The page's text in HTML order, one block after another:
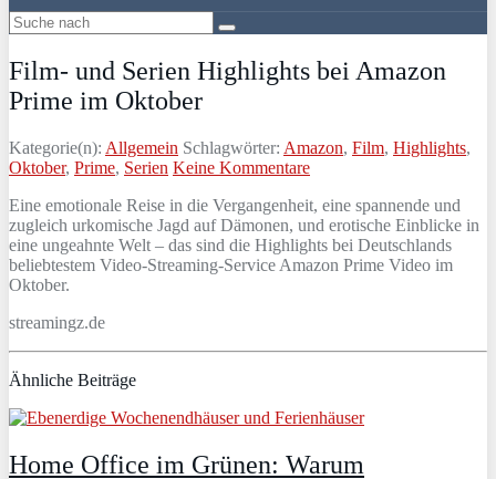
Film- und Serien Highlights bei Amazon
Prime im Oktober
Kategorie(n): Allgemein Schlagwörter: Amazon, Film, Highlights,
Oktober, Prime, Serien Keine Kommentare
Eine emotionale Reise in die Vergangenheit, eine spannende und
zugleich urkomische Jagd auf Dämonen, und erotische Einblicke in
eine ungeahnte Welt – das sind die Highlights bei Deutschlands
beliebtestem Video-Streaming-Service Amazon Prime Video im
Oktober.
streamingz.de
Ähnliche Beiträge
Home Office im Grünen: Warum